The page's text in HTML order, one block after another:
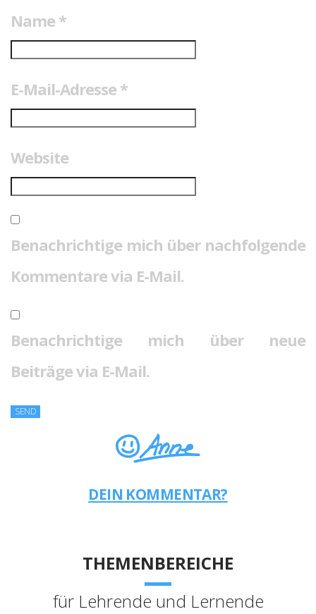
Name *
E-Mail-Adresse *
Website
Benachrichtige mich über nachfolgende
Kommentare via E-Mail.
Benachrichtige mich über neue
Beiträge via E-Mail.
DEIN KOMMENTAR?
THEMENBEREICHE
für Lehrende und Lernende